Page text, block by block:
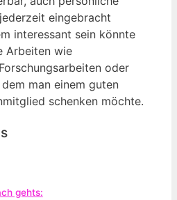
eingebracht
interessant sein könnte
Arbeiten wie
oder
man einem guten
schenken möchte.
gehts: